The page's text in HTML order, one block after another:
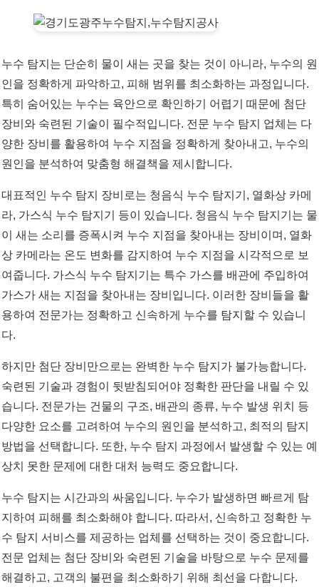
누수 탐지는 단순히 물이 새는 곳을 찾는 것이 아니라, 누수의 원
인을 정확하게 파악하고, 피해 범위를 최소화하는 과정입니다.
특히 숨어있는 누수는 육안으로 확인하기 어렵기 때문에 첨단
장비와 숙련된 기술이 필수적입니다. 전문 누수 탐지 업체는 다
양한 장비를 활용하여 누수 지점을 정확하게 찾아내고, 누수의
원인을 분석하여 맞춤형 해결책을 제시합니다.
대표적인 누수 탐지 장비로는 청음식 누수 탐지기, 열화상 카메
라, 가스식 누수 탐지기 등이 있습니다. 청음식 누수 탐지기는 물
이 새는 소리를 증폭시켜 누수 지점을 찾아내는 장비이며, 열화
상 카메라는 온도 변화를 감지하여 누수 지점을 시각적으로 보
여줍니다. 가스식 누수 탐지기는 특수 가스를 배관에 주입하여
가스가 새는 지점을 찾아내는 장비입니다. 이러한 장비들을 활
용하여 전문가는 정확하고 신속하게 누수를 탐지할 수 있습니
다.
하지만 첨단 장비만으로는 완벽한 누수 탐지가 불가능합니다.
숙련된 기술과 경험이 뒷받침되어야 정확한 판단을 내릴 수 있
습니다. 전문가는 건물의 구조, 배관의 종류, 누수 발생 위치 등
다양한 요소를 고려하여 누수의 원인을 분석하고, 최적의 탐지
방법을 선택합니다. 또한, 누수 탐지 과정에서 발생할 수 있는 예
상치 못한 문제에 대한 대처 능력도 중요합니다.
누수 탐지는 시간과의 싸움입니다. 누수가 발생하면 빠르게 탐
지하여 피해를 최소화해야 합니다. 따라서, 신속하고 정확한 누
수 탐지 서비스를 제공하는 업체를 선택하는 것이 중요합니다.
전문 업체는 첨단 장비와 숙련된 기술을 바탕으로 누수 문제를
해결하고, 고객의 불편을 최소화하기 위해 최선을 다합니다.